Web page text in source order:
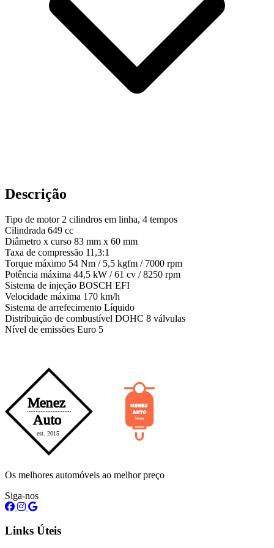
Descrição
Tipo de motor 2 cilindros em linha, 4 tempos
Cilindrada 649 cc
Diâmetro x curso 83 mm x 60 mm
Taxa de compressão 11,3:1
Torque máximo 54 Nm / 5,5 kgfm / 7000 rpm
Potência máxima 44,5 kW / 61 cv / 8250 rpm
Sistema de injeção BOSCH EFI
Velocidade máxima 170 km/h
Sistema de arrefecimento Líquido
Distribuição de combustível DOHC 8 válvulas
Nível de emissões Euro 5
Os melhores automóveis ao melhor preço
Siga-nos
Links Úteis